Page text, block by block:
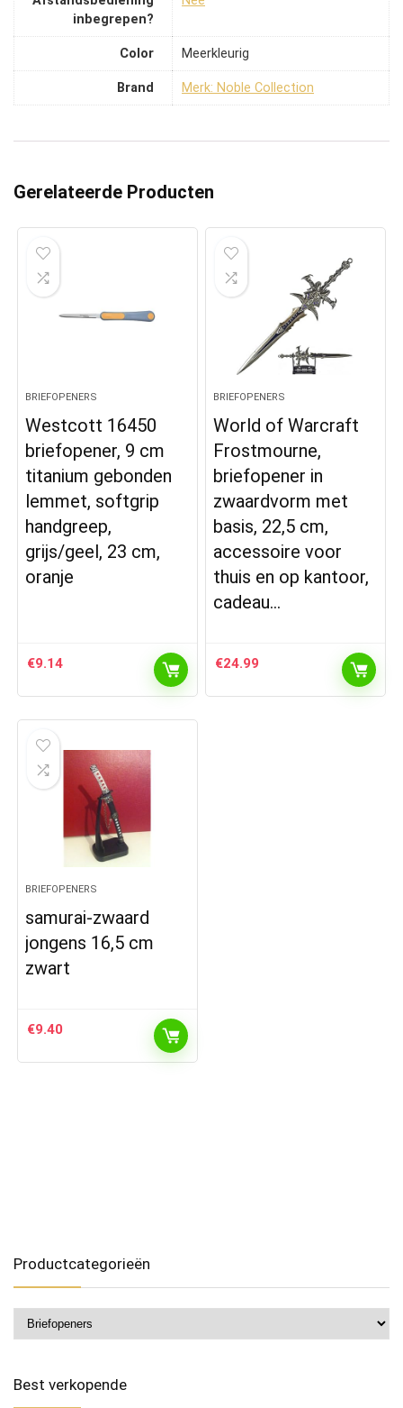
inbegrepen?
Color ‎Meerkleurig
Brand Merk: Noble Collection
Gerelateerde Producten
BRIEFOPENERS
Westcott 16450
briefopener, 9 cm
titanium gebonden
lemmet, softgrip
handgreep,
grijs/geel, 23 cm,
oranje
€9.14
BRIEFOPENERS
World of Warcraft
Frostmourne,
briefopener in
zwaardvorm met
basis, 22,5 cm,
accessoire voor
thuis en op kantoor,
cadeau…
€24.99
BRIEFOPENERS
samurai-zwaard
jongens 16,5 cm
zwart
€9.40
Productcategorieën
Best verkopende